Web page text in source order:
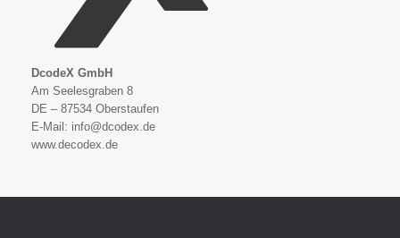
DcodeX GmbH
Am Seelesgraben 8
DE – 87534 Oberstaufen
E-Mail: info@dcodex.de
www.decodex.de